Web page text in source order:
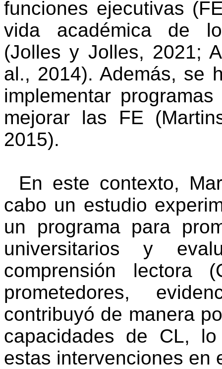
funciones ejecutivas
vida académica de
(Jolles y Jolles, 2021;
al., 2014). Además, se
implementar
mejorar las FE (
2015).
En este contexto,
cabo un estudio
un programa para
universitarios y
comprensión lectora
prometedores,
contribuyó de manera
capacidades de CL,
estas intervenciones en